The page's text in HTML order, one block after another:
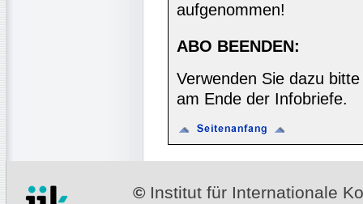
aufgenommen!
ABO BEENDEN:
Verwenden Sie dazu
am Ende der Infobriefe.
© Institut für Internationale